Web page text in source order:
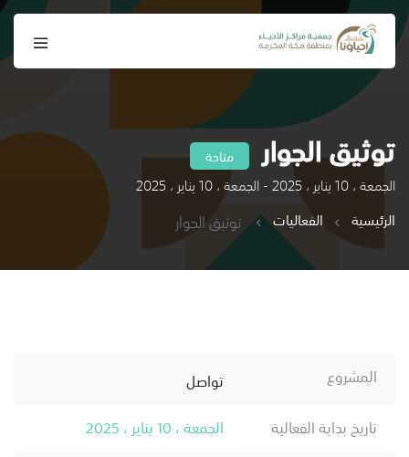
توثيق الجوار متاحة
الجمعة ، 10 يناير ، 2025 - الجمعة ، 10 يناير ، 2025
الرئيسية
الفعاليات توثيق الجوار
المشروع
تواصل
تاريخ بداية الفعالية
الجمعة ، 10 يناير ، 2025